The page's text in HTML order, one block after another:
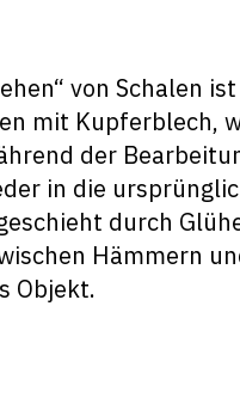
von Schalen
mit Kupferblech,
der
in die
durch
Hämmern
Objekt.